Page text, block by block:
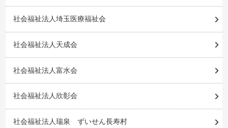
社会福祉法人埼玉医療福祉会
社会福祉法人天成会
社会福祉法人富水会
社会福祉法人欣彰会
社会福祉法人瑞泉 ずいせん長寿村